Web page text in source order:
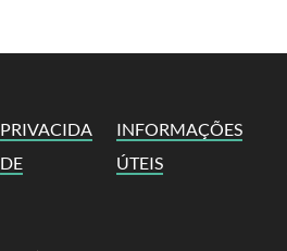
PRIVACIDA
DE
INFORMAÇÕES
ÚTEIS